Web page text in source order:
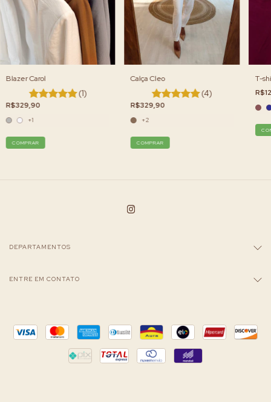
Blazer Carol
(1)
R$329,90
+1
COMPRAR
Calça Cleo
(4)
R$329,90
+2
COMPRAR
T-
DEPARTAMENTOS
ENTRE EM CONTATO